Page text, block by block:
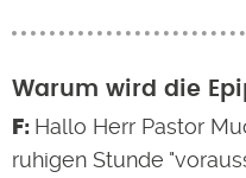
Warum wird die
Hallo Herr Pastor
ruhigen Stunde